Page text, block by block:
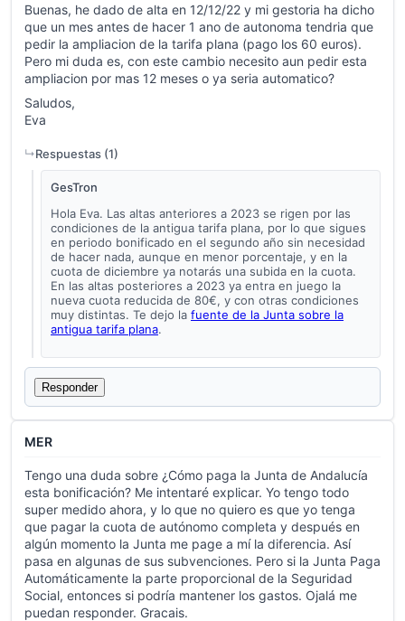
Buenas, he dado de alta en 12/12/22 y mi gestoria ha dicho
que un mes antes de hacer 1 ano de autonoma tendria que
pedir la ampliacion de la tarifa plana (pago los 60 euros).
Pero mi duda es, con este cambio necesito aun pedir esta
ampliacion por mas 12 meses o ya seria automatico?
Saludos,
Eva
Respuestas (1)
GesTron
Hola Eva. Las altas anteriores a 2023 se rigen por las
condiciones de la antigua tarifa plana, por lo que sigues
en periodo bonificado en el segundo año sin necesidad
de hacer nada, aunque en menor porcentaje, y en la
cuota de diciembre ya notarás una subida en la cuota.
En las altas posteriores a 2023 ya entra en juego la
nueva cuota reducida de 80€, y con otras condiciones
muy distintas. Te dejo la fuente de la Junta sobre la
antigua tarifa plana.
Responder
MER
Tengo una duda sobre ¿Cómo paga la Junta de Andalucía
esta bonificación? Me intentaré explicar. Yo tengo todo
super medido ahora, y lo que no quiero es que yo tenga
que pagar la cuota de autónomo completa y después en
algún momento la Junta me page a mí la diferencia. Así
pasa en algunas de sus subvenciones. Pero si la Junta Paga
Automáticamente la parte proporcional de la Seguridad
Social, entonces si podría mantener los gastos. Ojalá me
puedan responder. Gracais.